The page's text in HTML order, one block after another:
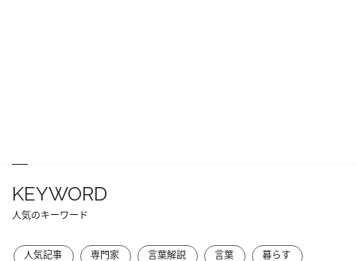
KEYWORD
人気のキーワード
人気記事 専門家 言葉解説 言葉 暮らす